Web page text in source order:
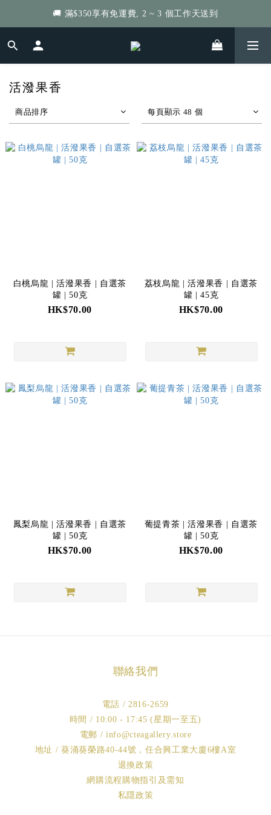
給個訂單好評，立即送你 $5 購物金！
🚚 滿$350享有免運費, 2 ~ 3 個工作天送到
自選茶罐．買4罐減$40、8罐減$80、高達$400！
活潑果香
商品排序 每頁顯示 48 個
白桃烏龍 | 活潑果香 | 自選茶
罐 | 50克
HK$70.00
荔枝烏龍 | 活潑果香 | 自選茶
罐 | 45克
HK$70.00
鳳梨烏龍 | 活潑果香 | 自選茶
罐 | 50克
HK$70.00
葡提青茶 | 活潑果香 | 自選茶
罐 | 50克
HK$70.00
聯絡我們
電話 / 2816-2659
時間 / 10:00 - 17:45 (星期一至五)
電郵 / info@cteagallery.store
地址 / 葵涌葵榮路40-44號，任合興工業大廈6樓A室
退換政策
網購流程購物指引及需知
私隱政策